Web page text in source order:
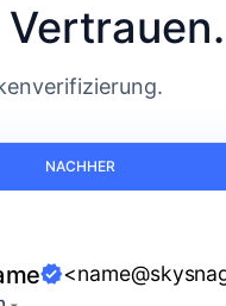
NACHHER